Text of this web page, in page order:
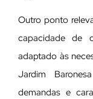
Outro ponto
capacidade de
adaptado às
Jardim
demandas e